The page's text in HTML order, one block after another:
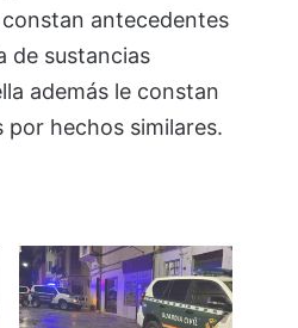
constan antecedentes
de sustancias
además le constan
por hechos similares.